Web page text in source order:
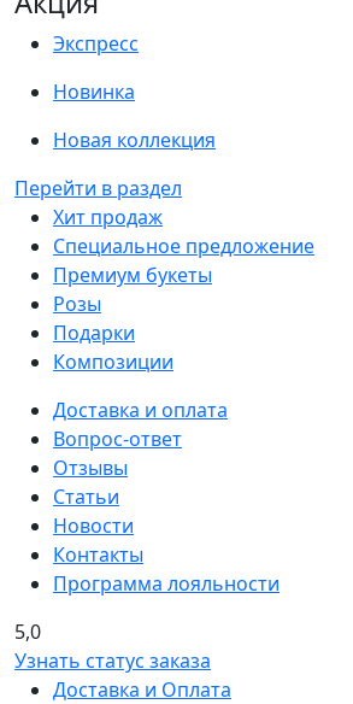
Экспресс
Новинка
Новая коллекция
Перейти в раздел
Хит продаж
Специальное предложение
Премиум букеты
Розы
Подарки
Композиции
Доставка и оплата
Вопрос-ответ
Отзывы
Статьи
Новости
Контакты
Программа лояльности
5,0
Узнать статус заказа
Доставка и Оплата